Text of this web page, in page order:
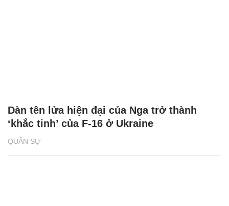
QUÂN SỰ
Dàn tên lửa hiện đại của Nga trở thành
‘khắc tinh’ của F-16 ở Ukraine